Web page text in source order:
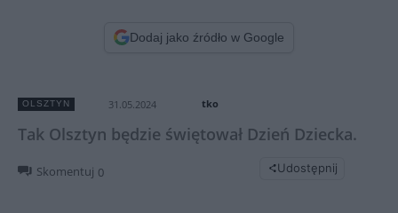
Dodaj jako źródło w Google
OLSZTYN 31.05.2024 tko
Tak Olsztyn będzie świętował Dzień Dziecka.
Skomentuj 0 Udostępnij